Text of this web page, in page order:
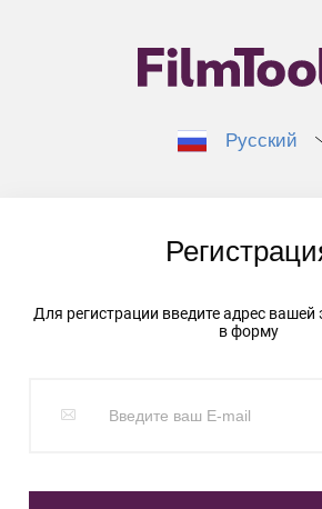
Русский
Для регистрации введите адрес
в форму